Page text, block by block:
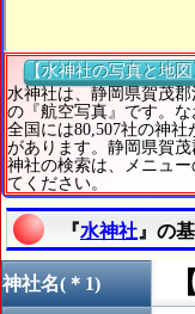
【水神社の写真と地
水神社は、静岡県賀茂
の『航空写真』です。な
全国には80,507社の神
があります。静岡県賀茂
神社の検索は、メニュ
てください。
『水神社 』の
神社名(＊1) 【